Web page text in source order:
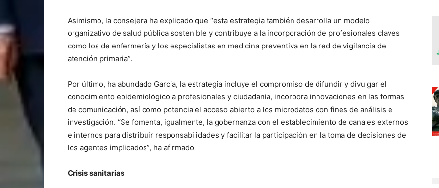
Asimismo, la consejera ha explicado que “esta estrategia también desarrolla un modelo
organizativo de salud pública sostenible y contribuye a la incorporación de profesionales claves
como los de enfermería y los especialistas en medicina preventiva en la red de vigilancia de
atención primaria”.
Por último, ha abundado García, la estrategia incluye el compromiso de difundir y divulgar el
conocimiento epidemiológico a profesionales y ciudadanía, incorpora innovaciones en las formas
de comunicación, así como potencia el acceso abierto a los microdatos con fines de análisis e
investigación. “Se fomenta, igualmente, la gobernanza con el establecimiento de canales externos
e internos para distribuir responsabilidades y facilitar la participación en la toma de decisiones de
los agentes implicados”, ha afirmado.
Crisis sanitarias